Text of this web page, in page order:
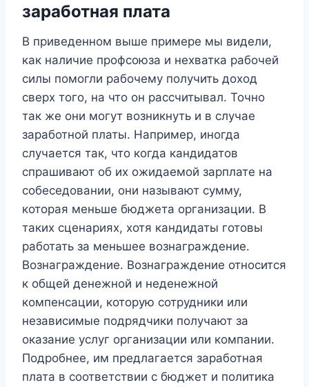
заработная плата
В приведенном выше примере мы видели,
как наличие профсоюза и нехватка рабочей
силы помогли рабочему получить доход
сверх того, на что он рассчитывал. Точно
так же они могут возникнуть и в случае
заработной платы. Например, иногда
случается так, что когда кандидатов
спрашивают об их ожидаемой зарплате на
собеседовании, они называют сумму,
которая меньше бюджета организации. В
таких сценариях, хотя кандидаты готовы
работать за меньшее вознаграждение.
Вознаграждение. Вознаграждение относится
к общей денежной и неденежной
компенсации, которую сотрудники или
независимые подрядчики получают за
оказание услуг организации или компании.
Подробнее, им предлагается заработная
плата в соответствии с бюджет и политика